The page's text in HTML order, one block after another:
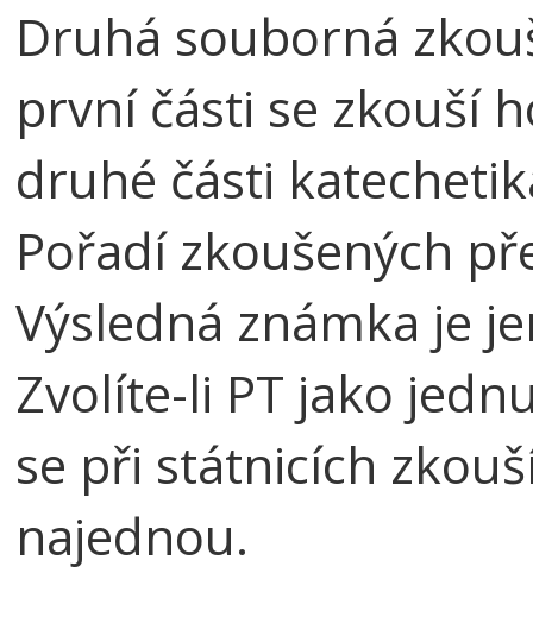
Druhá souborná
první části se zkouší
druhé části
Pořadí zkoušených
Výsledná známka je
Zvolíte-li PT jako
se při státnicích
najednou.